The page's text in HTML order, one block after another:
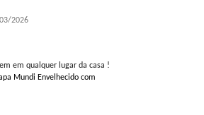
2026
em qualquer lugar da casa !
Mundi Envelhecido com